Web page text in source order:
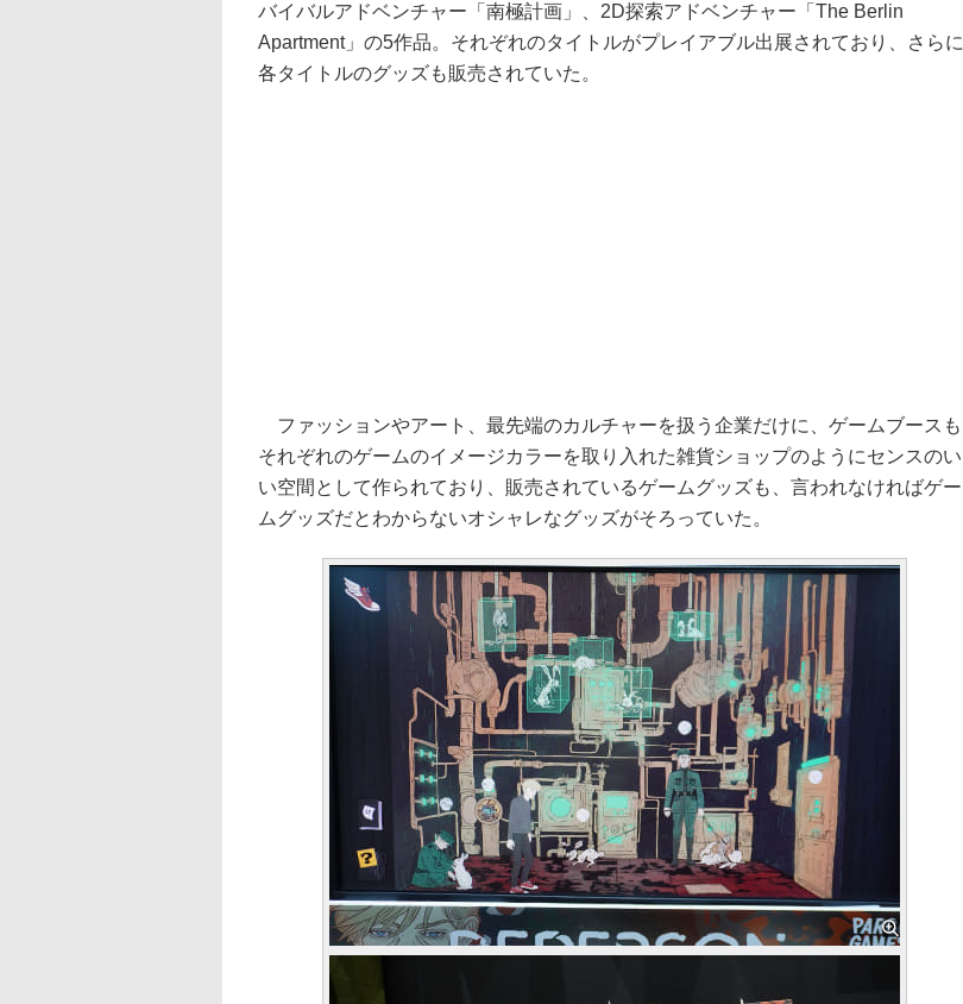
バイバルアドベンチャー「南極計画」、2D探索アドベンチャー「The Berlin
Apartment」の5作品。それぞれのタイトルがプレイアブル出展されており、さらに
各タイトルのグッズも販売されていた。
ファッションやアート、最先端のカルチャーを扱う企業だけに、ゲームブースも
それぞれのゲームのイメージカラーを取り入れた雑貨ショップのようにセンスのい
い空間として作られており、販売されているゲームグッズも、言われなければゲー
ムグッズだとわからないオシャレなグッズがそろっていた。